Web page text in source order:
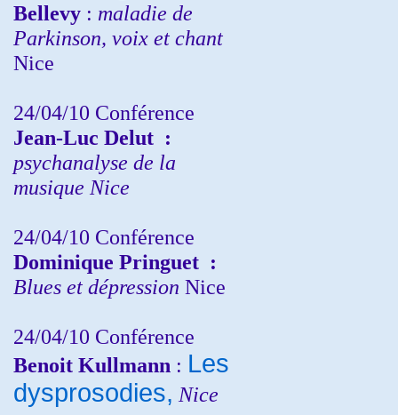
Bellevy : maladie de
Parkinson, voix et chant
Nice
24/04/10 Conférence
Jean-Luc Delut :
psychanalyse de la
musique Nice
24/04/10 Conférence
Dominique Pringuet :
Blues et dépression Nice
24/04/10 Conférence
Benoit Kullmann : Les
dysprosodies, Nice